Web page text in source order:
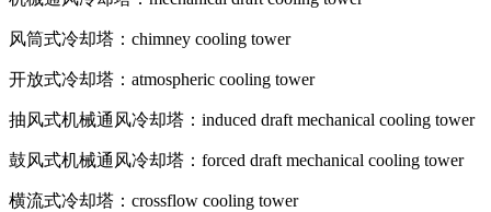
风筒式冷却塔：chimney cooling tower
开放式冷却塔：atmospheric cooling tower
抽风式机械通风冷却塔：induced draft mechanical cooling tower
鼓风式机械通风冷却塔：forced draft mechanical cooling tower
横流式冷却塔：crossflow cooling tower